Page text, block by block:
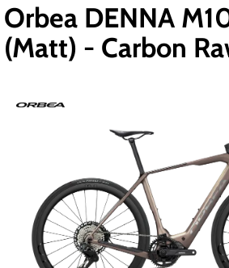
Orbea DENNA
(Matt) - Carbon